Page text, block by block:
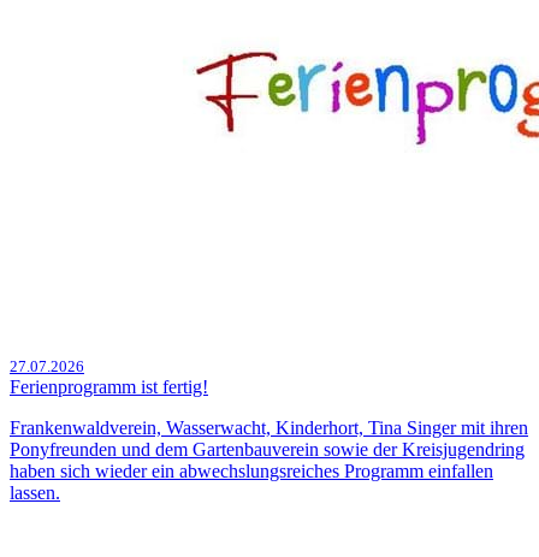
27.07.2026
Ferienprogramm ist fertig!
Frankenwaldverein, Wasserwacht, Kinderhort, Tina Singer mit ihren
Ponyfreunden und dem Gartenbauverein sowie der Kreisjugendring
haben sich wieder ein abwechslungsreiches Programm einfallen
lassen.